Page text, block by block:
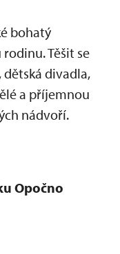
bohatý
Těšit se
divadla,
a příjemnou
nádvoří.
Opočno